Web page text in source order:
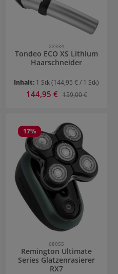
22334
Tondeo ECO XS Lithium
Haarschneider
Inhalt: 1 Stk(144,95 € / 1 Stk)
Verkaufspreis:
144,95 € Regulärer Preis:
159,00 €
17%
68055
Remington Ultimate
Series Glatzenrasierer
RX7